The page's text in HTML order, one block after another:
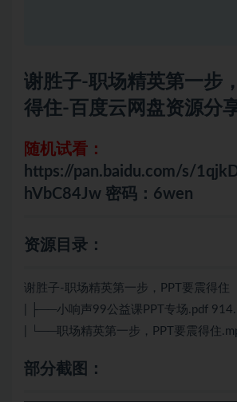
谢胜子-职场精英第一步
得住-百度云网盘资源分
随机试看：
https://pan.baidu.com/s/
hVbC84Jw 密码：6wen
资源目录：
谢胜子-职场精英第一步，PPT要震得住
| ├──小响声99公益课PPT专场.pdf
| └──职场精英第一步，PPT要震得住
部分截图：